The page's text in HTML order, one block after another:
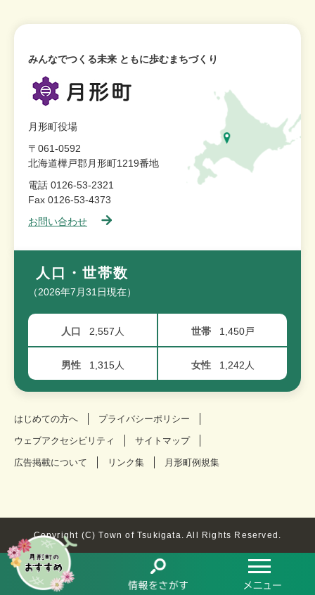
みんなでつくる未来 ともに歩むまちづくり
月形町役場
〒061-0592
北海道樺戸郡月形町1219番地
電話 0126-53-2321
Fax 0126-53-4373
お問い合わせ
人口・世帯数
（2026年7月31日現在）
人口 2,557人 世帯 1,450戸
男性 1,315人 女性 1,242人
はじめての方へ プライバシーポリシー
ウェブアクセシビリティ サイトマップ
広告掲載について リンク集 月形町例規集
Copyright (C) Town of Tsukigata. All Rights Reserved.